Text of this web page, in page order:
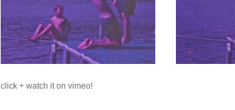
click + watch it on vimeo!